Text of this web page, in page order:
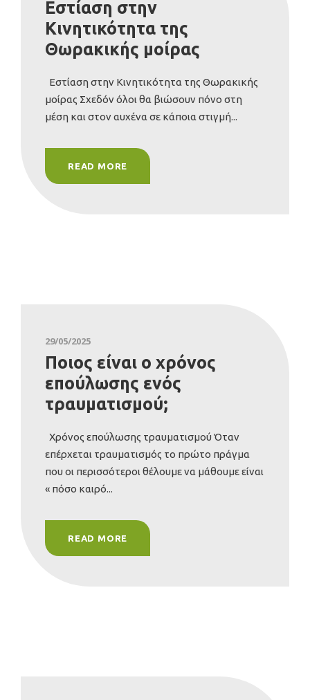
Εστίαση στην
Κινητικότητα της
Θωρακικής μοίρας
Εστίαση στην Κινητικότητα της Θωρακικής
μοίρας Σχεδόν όλοι θα βιώσουν πόνο στη
μέση και στον αυχένα σε κάποια στιγμή...
READ MORE
29/05/2025
Ποιος είναι ο χρόνος
επούλωσης ενός
τραυματισμού;
Χρόνος επούλωσης τραυματισμού Όταν
επέρχεται τραυματισμός το πρώτο πράγμα
που οι περισσότεροι θέλουμε να μάθουμε είναι
« πόσο καιρό...
READ MORE